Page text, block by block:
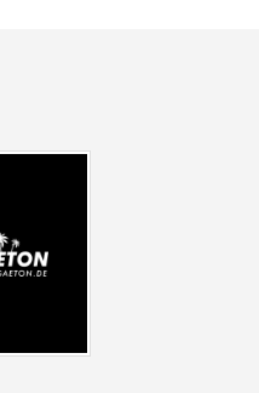
Grill und jeder
zum relaxen. Diese
▂